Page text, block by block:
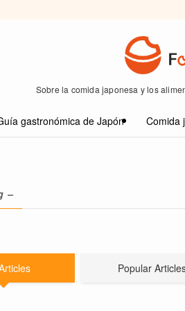
Sobre la comida japonesa y los
gastronómica de Japón Comida
–
Popular